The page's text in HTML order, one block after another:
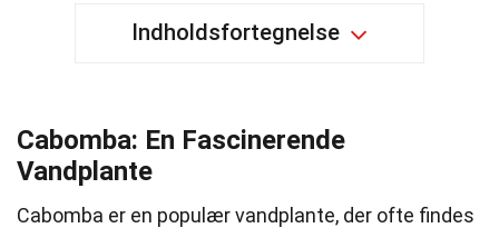
Indholdsfortegnelse
Cabomba: En Fascinerende
Vandplante
Cabomba er en populær vandplante, der ofte findes